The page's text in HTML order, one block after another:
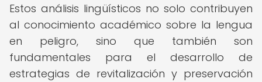
Estos análisis lingüísticos no solo contribuyen
al conocimiento académico sobre la lengua
en peligro, sino que también son
fundamentales para el desarrollo de
estrategias de revitalización y preservación